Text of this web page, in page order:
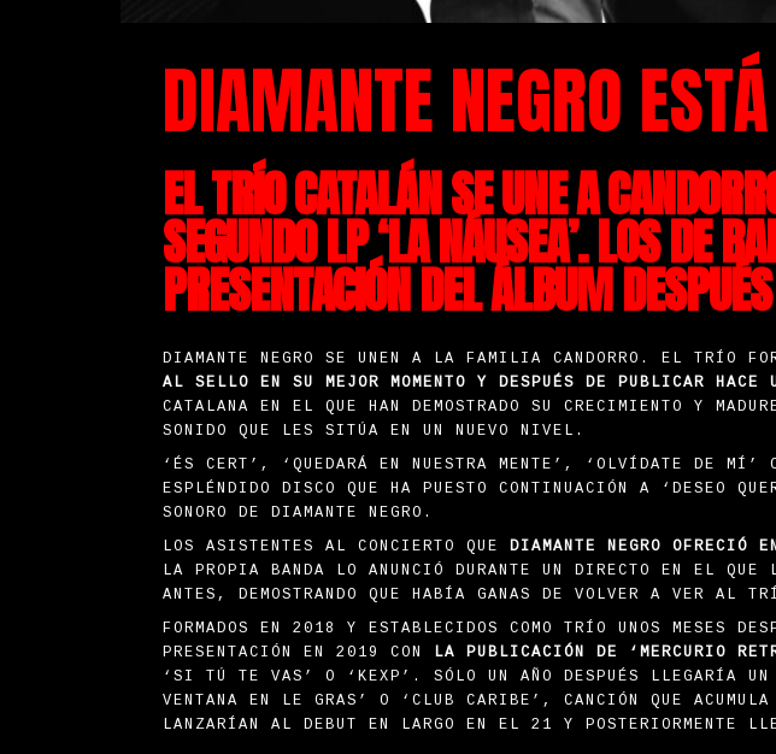
DIAMANTE NEGRO
EL TRÍO CATALÁN SE UNE A
SEGUNDO LP ‘LA NÁUSEA’. LOS DE
PRESENTACIÓN DEL ÁLBUM
DIAMANTE NEGRO SE UNEN A LA FAMILIA CANDORRO. EL TRÍO
AL SELLO EN SU MEJOR MOMENTO Y DESPUÉS DE PUBLICAR HACE
CATALANA EN EL QUE HAN DEMOSTRADO SU CRECIMIENTO Y
SONIDO QUE LES SITÚA EN UN NUEVO NIVEL.
‘ÉS CERT’, ‘QUEDARÁ EN NUESTRA MENTE’, ‘OLVÍDATE DE MÍ’
ESPLÉNDIDO DISCO QUE HA PUESTO CONTINUACIÓN A ‘DESEO
SONORO DE DIAMANTE NEGRO.
LOS ASISTENTES AL CONCIERTO QUE DIAMANTE NEGRO OFRECIÓ
LA PROPIA BANDA LO ANUNCIÓ DURANTE UN DIRECTO EN EL
ANTES, DEMOSTRANDO QUE HABÍA GANAS DE VOLVER A VER AL
FORMADOS EN 2018 Y ESTABLECIDOS COMO TRÍO UNOS MESES
PRESENTACIÓN EN 2019 CON LA PUBLICACIÓN DE ‘MERCURIO
‘SI TÚ TE VAS’ O ‘KEXP’. SÓLO UN AÑO DESPUÉS LLEGARÍA
VENTANA EN LE GRAS’ O ‘CLUB CARIBE’, CANCIÓN QUE
LANZARÍAN AL DEBUT EN LARGO EN EL 21 Y POSTERIORMENTE